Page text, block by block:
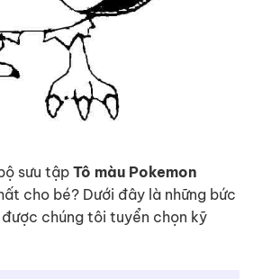
sưu tập Tô màu Pokemon
cho bé? Dưới đây là những bức
chúng tôi tuyển chọn kỹ